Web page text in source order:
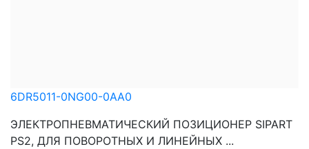
6DR5011-0NG00-0AA0
ЭЛЕКТРОПНЕВМАТИЧЕСКИЙ ПОЗИЦИОНЕР SIPART
PS2, ДЛЯ ПОВОРОТНЫХ И ЛИНЕЙНЫХ ...